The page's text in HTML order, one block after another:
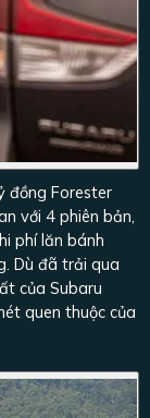
đồng Forester
với 4 phiên bản,
phí lăn bánh
Dù đã trải qua
của Subaru
quen thuộc của